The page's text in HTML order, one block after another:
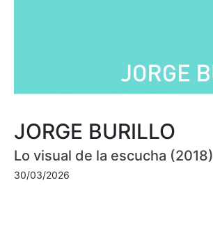
JORGE BURILLO
Lo visual de la escucha (2018)
30/03/2026